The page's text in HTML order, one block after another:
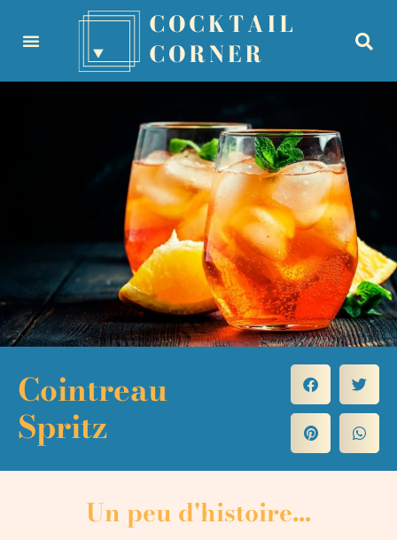
Cointreau
Spritz
Un peu d'histoire...